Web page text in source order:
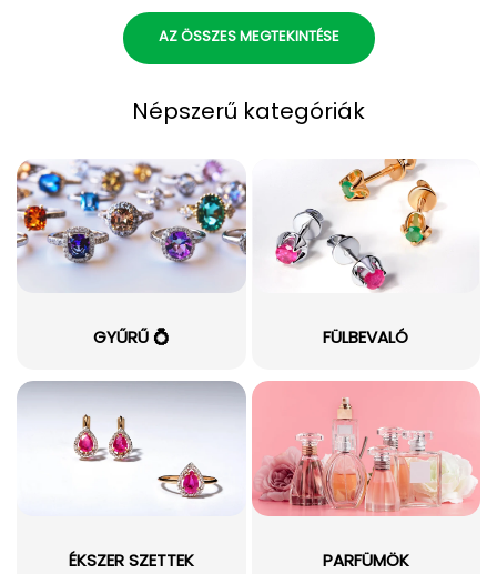
AZ ÖSSZES MEGTEKINTÉSE
Népszerű kategóriák
GYŰRŰ 💍 FÜLBEVALÓ
ÉKSZER SZETTEK PARFÜMÖK